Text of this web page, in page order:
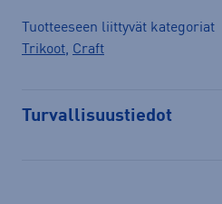
Tuotteeseen liittyvät kategoriat
Trikoot, Craft
Turvallisuustiedot